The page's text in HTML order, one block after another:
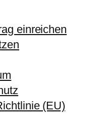
einreichen
(EU)